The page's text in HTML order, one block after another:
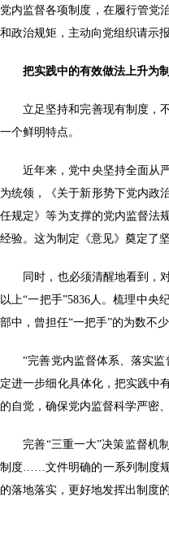
党内监督各项制度，在履行管党
和政治规矩，主动向党组织请示
把实践中的有效做法上升为
立足坚持和完善现有制度，不
一个鲜明特点。
近年来，党中央坚持全面从严
为统领，《关于新形势下党内政
任规定》等为支撑的党内监督法
经验。这为制定《意见》奠定了
同时，也必须清醒地看到，对
以上“一把手”5836人。梳理中央
部中，曾担任“一把手”的为数不少
“完善党内监督体系、落实监
定进一步细化具体化，把实践中
的自觉，确保党内监督科学严密
完善“三重一大”决策监督机制
制度……文件明确的一系列制度
的落地落实，更好地发挥出制度的